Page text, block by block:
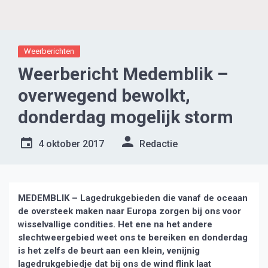
Weerberichten
Weerbericht Medemblik –
overwegend bewolkt,
donderdag mogelijk storm
4 oktober 2017 Redactie
MEDEMBLIK – Lagedrukgebieden die vanaf de oceaan
de oversteek maken naar Europa zorgen bij ons voor
wisselvallige condities. Het ene na het andere
slechtweergebied weet ons te bereiken en donderdag
is het zelfs de beurt aan een klein, venijnig
lagedrukgebiedje dat bij ons de wind flink laat